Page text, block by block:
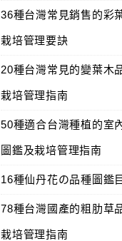
36種台灣常見銷售的彩
栽培管理要訣
20種台灣常見的變葉木
栽培管理指南
50種適合台灣種植的室
圖鑑及栽培管理指南
16種仙丹花の品種圖鑑
78種台灣國產的粗肋草
栽培管理指南